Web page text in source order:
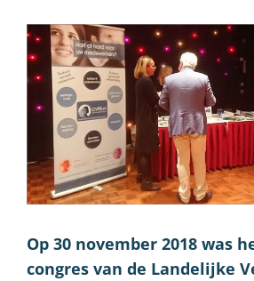
Op 30 november 2018 was
congres van de Landelijke